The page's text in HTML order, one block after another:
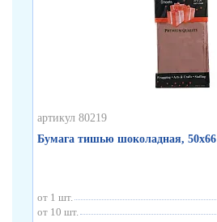
артикул 80219
Бумага тишью шоколадная, 50х66
от 1 шт.
от 10 шт.